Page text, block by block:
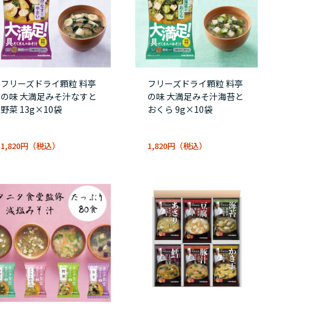
フリーズドライ顆粒 料亭
の味 大満足みそ汁なすと
野菜 13g×10袋
1,820円
フリーズドライ顆粒 料亭
の味 大満足みそ汁海苔と
おくら 9g×10袋
1,820円